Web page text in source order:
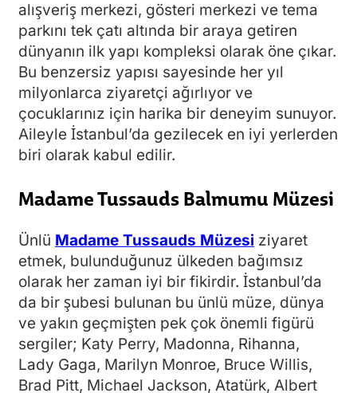
alışveriş merkezi, gösteri merkezi ve tema
parkını tek çatı altında bir araya getiren
dünyanın ilk yapı kompleksi olarak öne çıkar.
Bu benzersiz yapısı sayesinde her yıl
milyonlarca ziyaretçi ağırlıyor ve
çocuklarınız için harika bir deneyim sunuyor.
Aileyle İstanbul’da gezilecek en iyi yerlerden
biri olarak kabul edilir.
Madame Tussauds Balmumu Müzesi
Ünlü Madame Tussauds Müzesi ziyaret
etmek, bulunduğunuz ülkeden bağımsız
olarak her zaman iyi bir fikirdir. İstanbul’da
da bir şubesi bulunan bu ünlü müze, dünya
ve yakın geçmişten pek çok önemli figürü
sergiler; Katy Perry, Madonna, Rihanna,
Lady Gaga, Marilyn Monroe, Bruce Willis,
Brad Pitt, Michael Jackson, Atatürk, Albert